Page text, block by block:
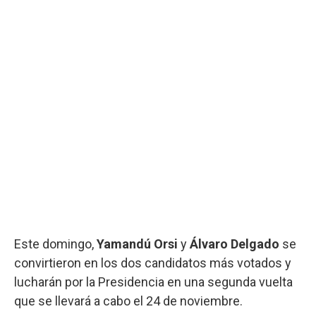
Este domingo,Yamandú Orsi yÁlvaro Delgado se
convirtieron en los dos candidatos más votados y
lucharán por la Presidencia en una segunda vuelta
que se llevará a cabo el 24 de noviembre.